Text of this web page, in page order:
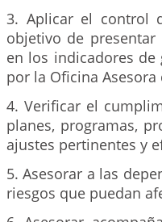
3. Aplicar el control
objetivo de
en los indicadores
por la Oficina Asesora
4. Verificar el
planes, programas,
ajustes pertinentes y
5. Asesorar a las
riesgos que puedan